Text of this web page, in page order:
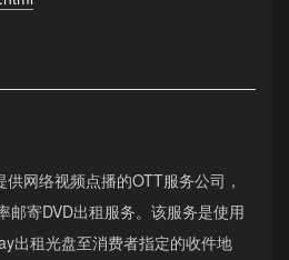
网络视频点播的OTT服务公司，
邮寄DVD出租服务。该服务是使用
出租光盘至消费者指定的收件地